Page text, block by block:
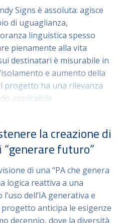
da workflow di
consolidati. La sostenibilità
da una roadmap
con i sistemi
rendendo Handy Signs
PA digitale piuttosto che un
Signs è assoluta: agisce
di uguaglianza,
linguistica spesso
pienamente alla vita
destinatari è misurabile in
e aumento della
progetto ha una rilevanza
applicabile
borgo alla metropoli,
omogenei su tutto il
del PNRR e della
straordinari, Handy
La capacità di
uffici pubblici realmente
dei territori e promuove
l’innovazione non lascia
la creazione di
“generare futuro”
di una “PA che genera
logica reattiva a una
dell’IA generativa e
anticipa le esigenze
decennio, dove la diversità